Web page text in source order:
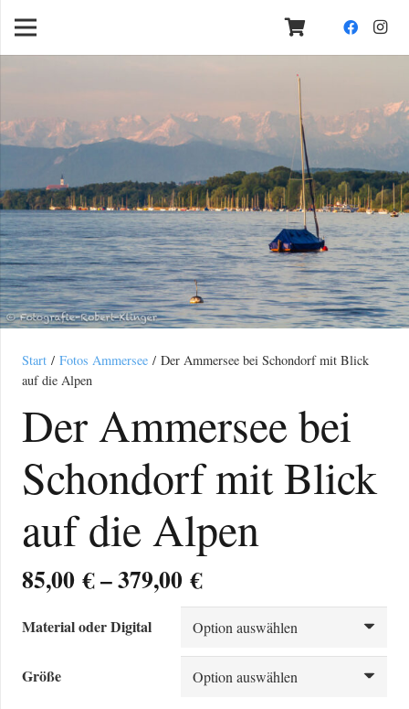
Start / Fotos Ammersee / Der Ammersee bei Schondorf mit Blick
auf die Alpen
Der Ammersee bei
Schondorf mit Blick
auf die Alpen
85,00€–379,00€Preisspanne:
85,00 €
bis
379,00 €
Material oder Digital
Größe